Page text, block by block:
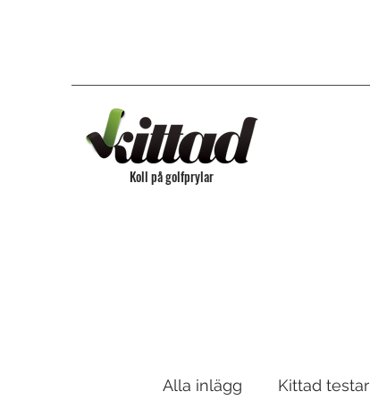
Koll på golfprylar
Alla inlägg Kittad testar